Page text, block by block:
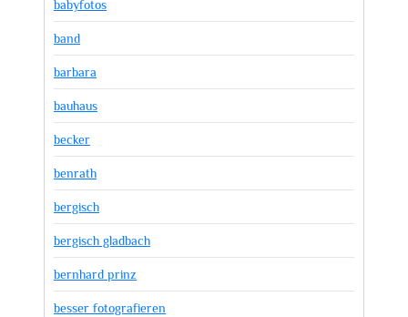
babyfotos
band
barbara
bauhaus
becker
benrath
bergisch
bergisch gladbach
bernhard prinz
besser fotografieren